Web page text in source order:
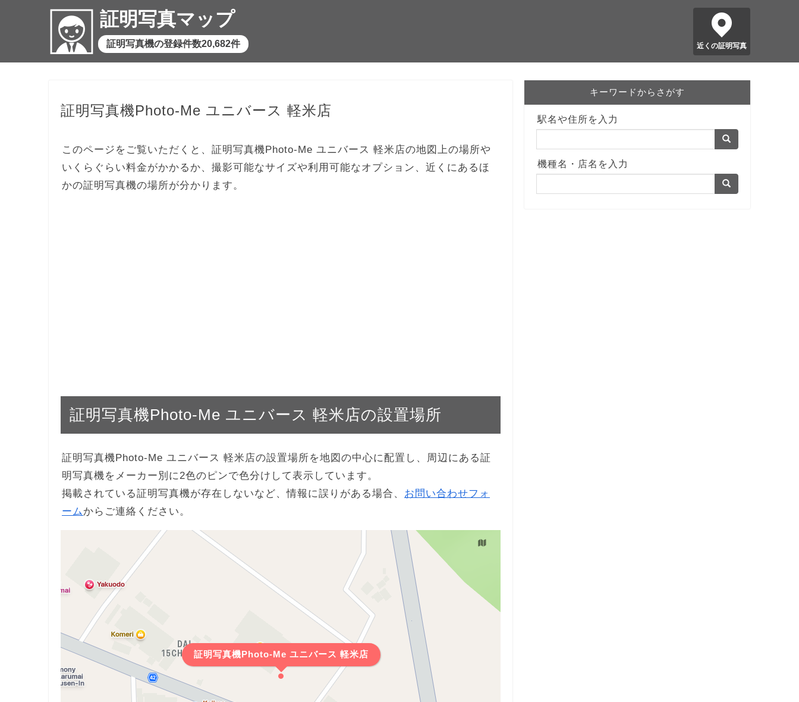
証明写真マップ
証明写真機の登録件数20,682件 近くの証明写真
証明写真機Photo-Me ユニバース 軽米店
このページをご覧いただくと、証明写真機Photo-Me ユニバース 軽米店の地図上の場所や
いくらぐらい料金がかかるか、撮影可能なサイズや利用可能なオプション、近くにあるほ
かの証明写真機の場所が分かります。
証明写真機Photo-Me ユニバース 軽米店の設置場所
証明写真機Photo-Me ユニバース 軽米店の設置場所を地図の中心に配置し、周辺にある証
明写真機をメーカー別に2色のピンで色分けして表示しています。
掲載されている証明写真機が存在しないなど、情報に誤りがある場合、 お問い合わせフォ
ーム からご連絡ください。
証明写真機Photo-Me ユニバース 軽米店
キーワードからさがす
駅名や住所を入力
機種名・店名を入力